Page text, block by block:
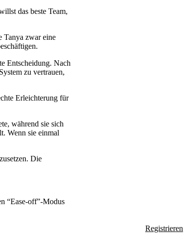
das beste Team,
Tanya zwar eine
Entscheidung. Nach
zu vertrauen,
Erleichterung für
während sie sich
Wenn sie einmal
Die
“Ease-off”-Modus
Registrieren